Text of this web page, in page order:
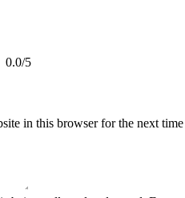
0.0/5
in this browser for the next time